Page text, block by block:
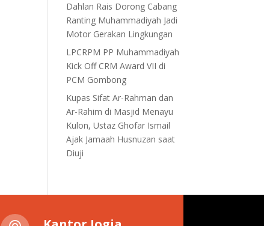
Dahlan Rais Dorong Cabang
Ranting Muhammadiyah Jadi
Motor Gerakan Lingkungan
LPCRPM PP Muhammadiyah
Kick Off CRM Award VII di
PCM Gombong
Kupas Sifat Ar-Rahman dan
Ar-Rahim di Masjid Menayu
Kulon, Ustaz Ghofar Ismail
Ajak Jamaah Husnuzan saat
Diuji